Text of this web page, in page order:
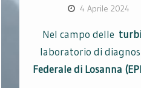
4 Aprile 2024
Nel campo delle
laboratorio di
Federale di Losanna